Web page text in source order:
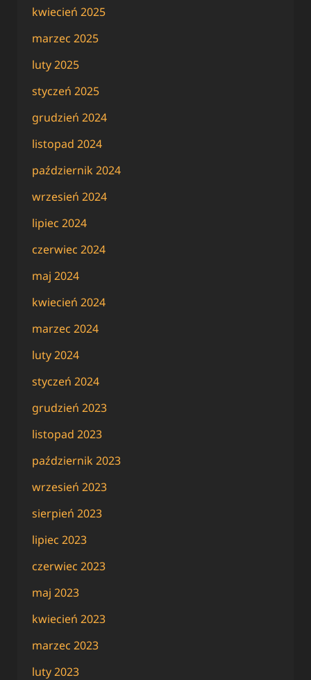
kwiecień 2025
marzec 2025
luty 2025
styczeń 2025
grudzień 2024
listopad 2024
październik 2024
wrzesień 2024
lipiec 2024
czerwiec 2024
maj 2024
kwiecień 2024
marzec 2024
luty 2024
styczeń 2024
grudzień 2023
listopad 2023
październik 2023
wrzesień 2023
sierpień 2023
lipiec 2023
czerwiec 2023
maj 2023
kwiecień 2023
marzec 2023
luty 2023